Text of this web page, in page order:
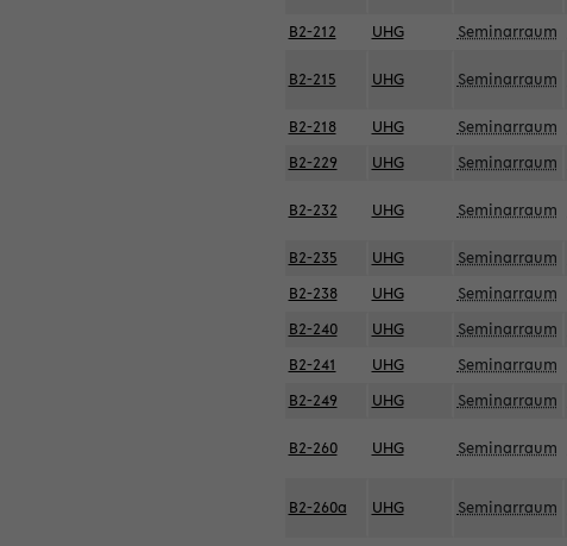
B2-212 UHG Seminarraum
B2-215 UHG Seminarraum
B2-218 UHG Seminarraum
B2-229
UHG Seminarraum
B2-232 UHG Seminarraum
B2-235 UHG Seminarraum
B2-238
UHG Seminarraum
B2-240
UHG Seminarraum
B2-241
UHG Seminarraum
B2-249
UHG Seminarraum
B2-260 UHG Seminarraum
B2-260a UHG Seminarraum